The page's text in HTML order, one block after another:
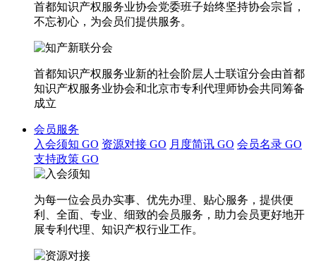
首都知识产权服务业协会党委班子始终坚持协会宗旨，
不忘初心，为会员们提供服务。
首都知识产权服务业新的社会阶层人士联谊分会由首都
知识产权服务业协会和北京市专利代理师协会共同筹备
成立
会员服务
入会须知 GO 资源对接 GO 月度简讯 GO 会员名录 GO
支持政策 GO
为每一位会员办实事、优先办理、贴心服务，提供便
利、全面、专业、细致的会员服务，助力会员更好地开
展专利代理、知识产权行业工作。